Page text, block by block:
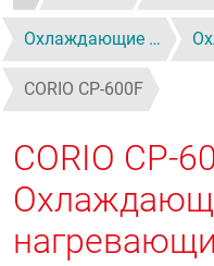
Охлаждающие …
CORIO CP-600F
CORIO CP-